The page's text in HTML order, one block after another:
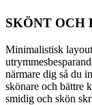
SKÖNT OCH
Minimalistisk
närmare dig så du
skönare och bättre
smidig och skön